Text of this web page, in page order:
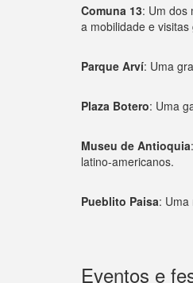
Comuna 13: Um dos
a mobilidade e
Parque Arví: Uma
Plaza Botero: Uma
Museu de Antioquia
latino-americanos.
Pueblito Paisa:
Eventos e